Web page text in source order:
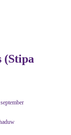
(Stipa
september